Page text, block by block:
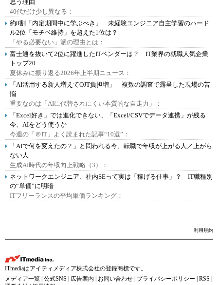
思う理由
40代だけ少し異なる：
約8割「内定期間中に学ぶべき」 未経験エンジニア自主学習のハード
ル2位「モチベ維持」を超えた1位は？
「やる必要ない」派の理由とは：
富士通を抜いて2位に躍進したITベンダーは？ IT業界の就職人気企業
トップ20
夏休みに振り返る2026年上半期ニュース：
「AI活用する新人増えてOJT負担増」 複数の調査で露呈した現場の苦
悩
重要なのは「AIに代替されにくい本質的な自走力」：
「Excel好き」では進化できない、「Excel/CSVでデータ連携」が残る
今、AIをどう使うか
今週の「＠IT」よく読まれた記事“10選”：
「AIで何を変えたの？」と問われる今、転職で年収が上がる人／上がら
ない人
生成AI時代の年収向上戦略（3）：
ネットワークエンジニア、社内SEって実は「稼げる仕事」？ IT職種別
の“単価”に明暗
ITフリーランスの平均単価ランキング：
利用規約
ITmediaはアイティメディア株式会社の登録商標です。
メディア一覧 公式SNS 広告案内 お問い合わせ プライバシーポリシー RSS